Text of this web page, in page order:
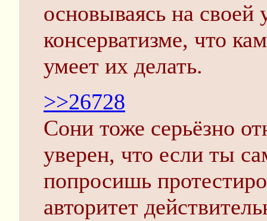
основываясь на своей
консерватизме, что
умеет их делать.
>>26728
Сони тоже серьёзно
уверен, что если ты
попросишь
авторитет